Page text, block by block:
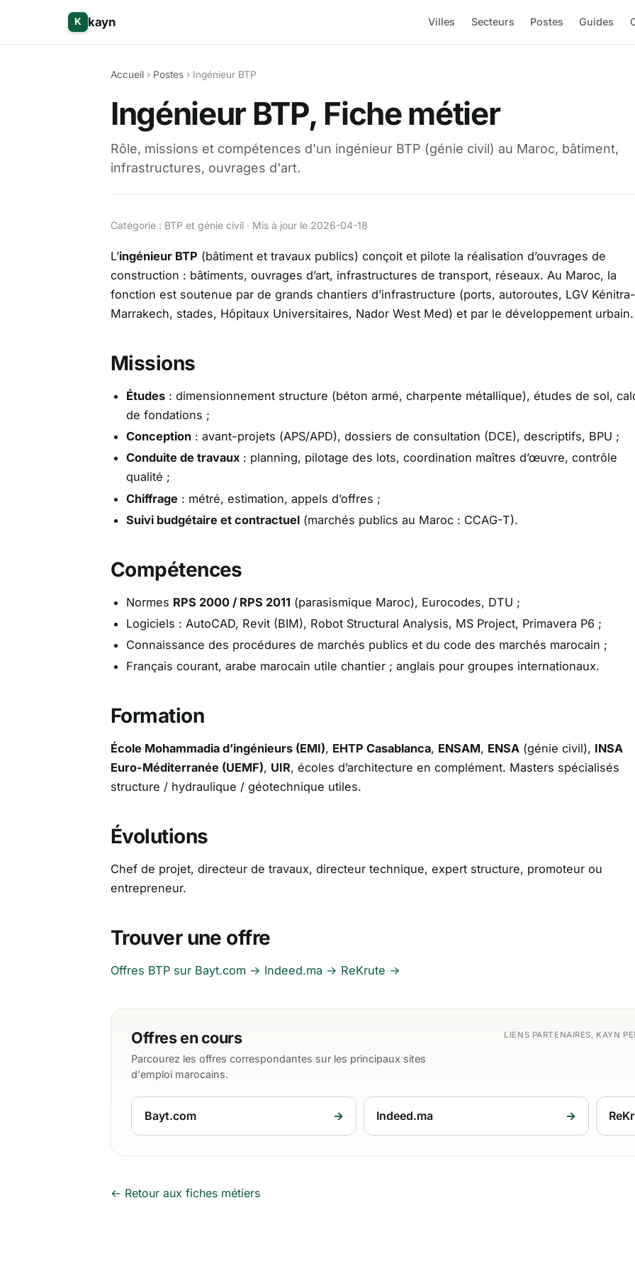
K kayn Villes Secteurs Postes Guides
Accueil › Postes › Ingénieur BTP
Ingénieur BTP, Fiche métier
Rôle, missions et compétences d'un ingénieur BTP (génie civil) au Maroc, bâtiment,
infrastructures, ouvrages d'art.
Catégorie : BTP et génie civil · Mis à jour le 2026-04-18
L’ingénieur BTP (bâtiment et travaux publics) conçoit et pilote la réalisation d’ouvrages de
construction : bâtiments, ouvrages d’art, infrastructures de transport, réseaux. Au Maroc, la
fonction est soutenue par de grands chantiers d’infrastructure (ports, autoroutes, LGV Kénitra-
Marrakech, stades, Hôpitaux Universitaires, Nador West Med) et par le développement urbain.
Missions
Études: dimensionnement structure (béton armé, charpente métallique), études de sol,
de fondations ;
Conception: avant-projets (APS/APD), dossiers de consultation (DCE), descriptifs, BPU ;
Conduite de travaux: planning, pilotage des lots, coordination maîtres d’œuvre, contrôle
qualité ;
Chiffrage : métré, estimation, appels d’offres ;
Suivi budgétaire et contractuel(marchés publics au Maroc : CCAG-T).
Compétences
Normes RPS 2000 / RPS 2011 (parasismique Maroc), Eurocodes, DTU ;
Logiciels : AutoCAD, Revit (BIM), Robot Structural Analysis, MS Project, Primavera P6 ;
Connaissance des procédures de marchés publics et du code des marchés marocain ;
Français courant, arabe marocain utile chantier ; anglais pour groupes internationaux.
Formation
École Mohammadia d’ingénieurs (EMI), EHTP Casablanca, ENSAM, ENSA (génie civil), INSA
Euro-Méditerranée (UEMF), UIR, écoles d’architecture en complément. Masters spécialisés
structure / hydraulique / géotechnique utiles.
Évolutions
Chef de projet, directeur de travaux, directeur technique, expert structure, promoteur ou
entrepreneur.
Trouver une offre
Offres BTP sur Bayt.com → Indeed.ma → ReKrute →
Offres en cours
Parcourez les offres correspondantes sur les principaux sites
d'emploi marocains.
LIENS PARTENAIRES, KAYN
Bayt.com → Indeed.ma →
← Retour aux fiches métiers